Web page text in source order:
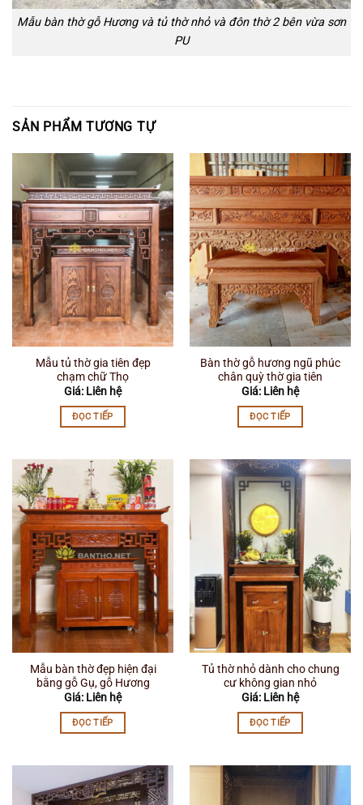
Mẫu bàn thờ gỗ Hương và tủ thờ nhỏ và đôn thờ 2 bên vừa sơn
PU
SẢN PHẨM TƯƠNG TỰ
Mẫu tủ thờ gia tiên đẹp
chạm chữ Thọ
Giá: Liên hệ
ĐỌC TIẾP
Bàn thờ gỗ hương ngũ phúc
chân quỳ thờ gia tiên
Giá: Liên hệ
ĐỌC TIẾP
Mẫu bàn thờ đẹp hiện đại
bằng gỗ Gụ, gỗ Hương
Giá: Liên hệ
ĐỌC TIẾP
Tủ thờ nhỏ dành cho chung
cư không gian nhỏ
Giá: Liên hệ
ĐỌC TIẾP